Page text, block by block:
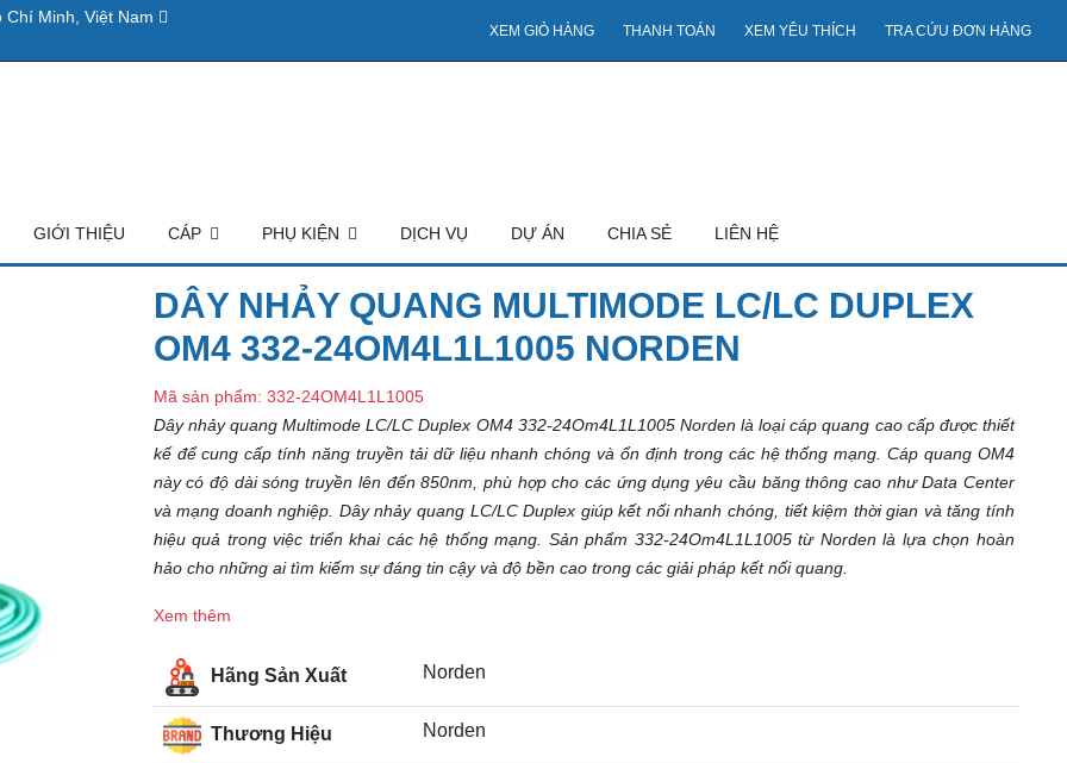
Minh, Việt Nam
XEM GIỎ HÀNG THANH TOÁN XEM YÊU THÍCH TRA CỨU ĐƠN HÀNG
GIỚI THIỆU CÁP PHỤ KIỆN DỊCH VỤ DỰ ÁN CHIA SẺ LIÊN HỆ
DÂY NHẢY QUANG MULTIMODE LC/LC DUPLEX
OM4 332-24OM4L1L1005 NORDEN
Mã sản phẩm: 332-24OM4L1L1005
Dây nhảy quang Multimode LC/LC Duplex OM4 332-24Om4L1L1005 Norden là loại cáp quang cao cấp được thiết
kế để cung cấp tính năng truyền tải dữ liệu nhanh chóng và ổn định trong các hệ thống mạng. Cáp quang OM4
này có độ dài sóng truyền lên đến 850nm, phù hợp cho các ứng dụng yêu cầu băng thông cao như Data Center
và mạng doanh nghiệp. Dây nhảy quang LC/LC Duplex giúp kết nối nhanh chóng, tiết kiệm thời gian và tăng tính
hiệu quả trong việc triển khai các hệ thống mạng. Sản phẩm 332-24Om4L1L1005 từ Norden là lựa chọn hoàn
hảo cho những ai tìm kiếm sự đáng tin cậy và độ bền cao trong các giải pháp kết nối quang.
Xem thêm
Hãng Sản Xuất Norden
Thương Hiệu Norden